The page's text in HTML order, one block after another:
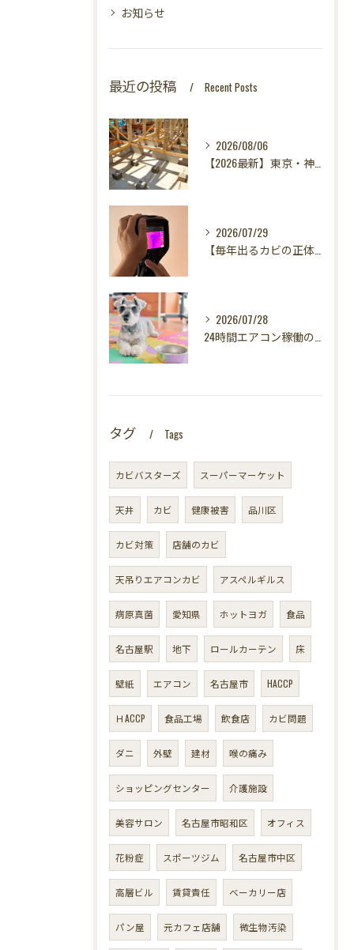
お知らせ
最近の投稿 Recent Posts
2026/08/06
2026/07/29
2026/07/28
タグ Tags
カビバスターズ スーパーマーケット
天井 カビ 健康被害 品川区
カビ対策 店舗のカビ
天吊りエアコンカビ アスペルギルス
病原真菌 愛知県 ホットヨガ 食品
名古屋駅 地下 ロールカーテン 床
壁紙 エアコン 名古屋市 HACCP
ＨACCP 食品工場 飲食店 カビ問題
ダニ 外壁 建材 喉の痛み
ショッピングセンター 介護施設
美容サロン 名古屋市昭和区 オフィス
花粉症 スポーツジム 名古屋市中区
高層ビル 賃貸責任 ベーカリー店
パン屋 元カフェ店舗 微生物汚染